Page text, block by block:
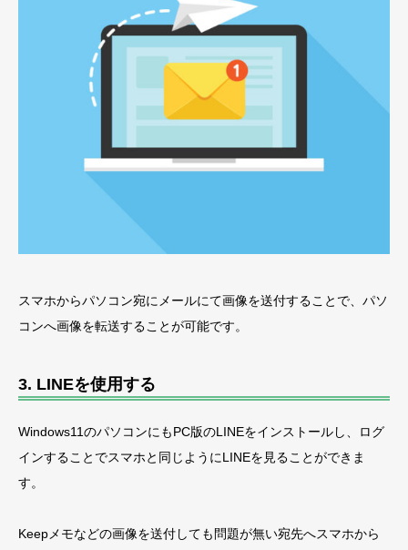
スマホからパソコン宛にメールにて画像を送付することで、パソ
コンへ画像を転送することが可能です。
3. LINEを使用する
Windows11のパソコンにもPC版のLINEをインストールし、ログ
インすることでスマホと同じようにLINEを見ることができま
す。
Keepメモなどの画像を送付しても問題が無い宛先へスマホから